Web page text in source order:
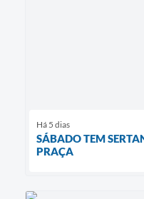
Há 5 dias
SÁBADO TEM
PRAÇA